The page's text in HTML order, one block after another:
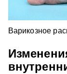
Варикозное